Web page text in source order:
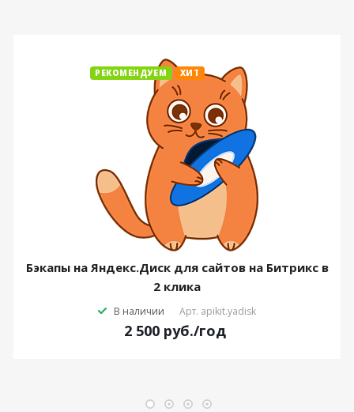
РЕКОМЕНДУЕМ ХИТ
Бэкапы на Яндекс.Диск для сайтов на Битрикс в
2 клика
В наличии Арт. apikit.yadisk
2 500 руб./год